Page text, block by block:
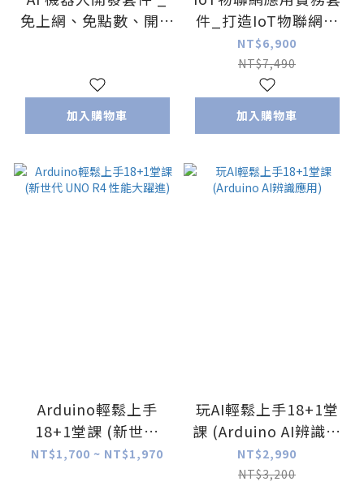
免上網、免點數、開機
加入購物車
件_打造IoT物聯網的
最後一哩路
NT$6,900
NT$7,490
加入購物車
Arduino輕鬆上手
18+1堂課 (新世代
UNO R4 性能大躍進)
NT$1,700 ~ NT$1,970
玩AI輕鬆上手18+1堂
課 (Arduino AI辨識應
用)
NT$2,990
NT$3,200